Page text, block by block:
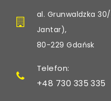
al. Grunwaldzka
Jantar),
80-229 Gdańsk
Telefon:
+48 730 335 335